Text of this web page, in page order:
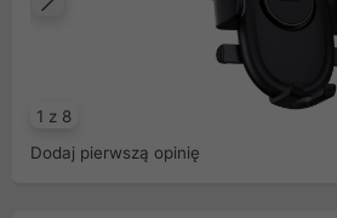
1 z 8
Poprzedni
Dodaj pierwszą opinię